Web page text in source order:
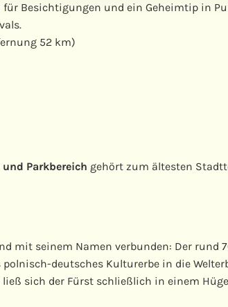
für Besichtigungen und ein Geheimtip in
52 km)
und Parkbereich gehört zum ältesten
mit seinem Namen verbunden: Der
deutsches Kulturerbe in die
sich der Fürst schließlich in einem